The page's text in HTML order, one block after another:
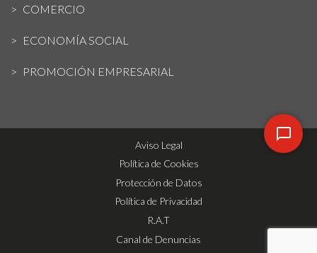
COMERCIO
ECONOMÍA SOCIAL
PROMOCIÓN EMPRESARIAL
Aviso Legal
Política de Cookies
Protección de Datos
Política de Privacidad
R.A.T
Canal de Denuncias